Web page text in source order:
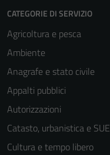
CATEGORIE DI SERVIZIO
Agricoltura e pesca
Ambiente
Anagrafe e stato civile
Appalti pubblici
Autorizzazioni
Catasto, urbanistica e SUE
Cultura e tempo libero